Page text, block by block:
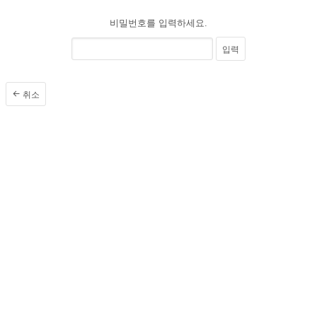
비밀번호를 입력하세요.
입력
취소